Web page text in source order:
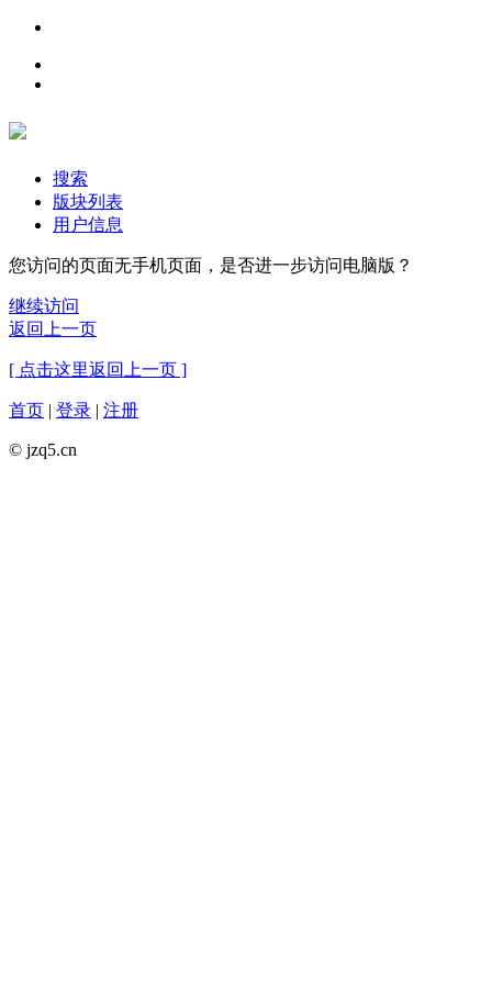
搜索
版块列表
用户信息
您访问的页面无手机页面，是否进一步访问电脑版？
继续访问
返回上一页
[ 点击这里返回上一页 ]
首页 | 登录 | 注册
© jzq5.cn